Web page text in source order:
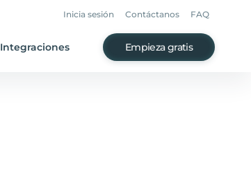
Inicia sesión Contáctanos FAQ
Integraciones Empieza gratis